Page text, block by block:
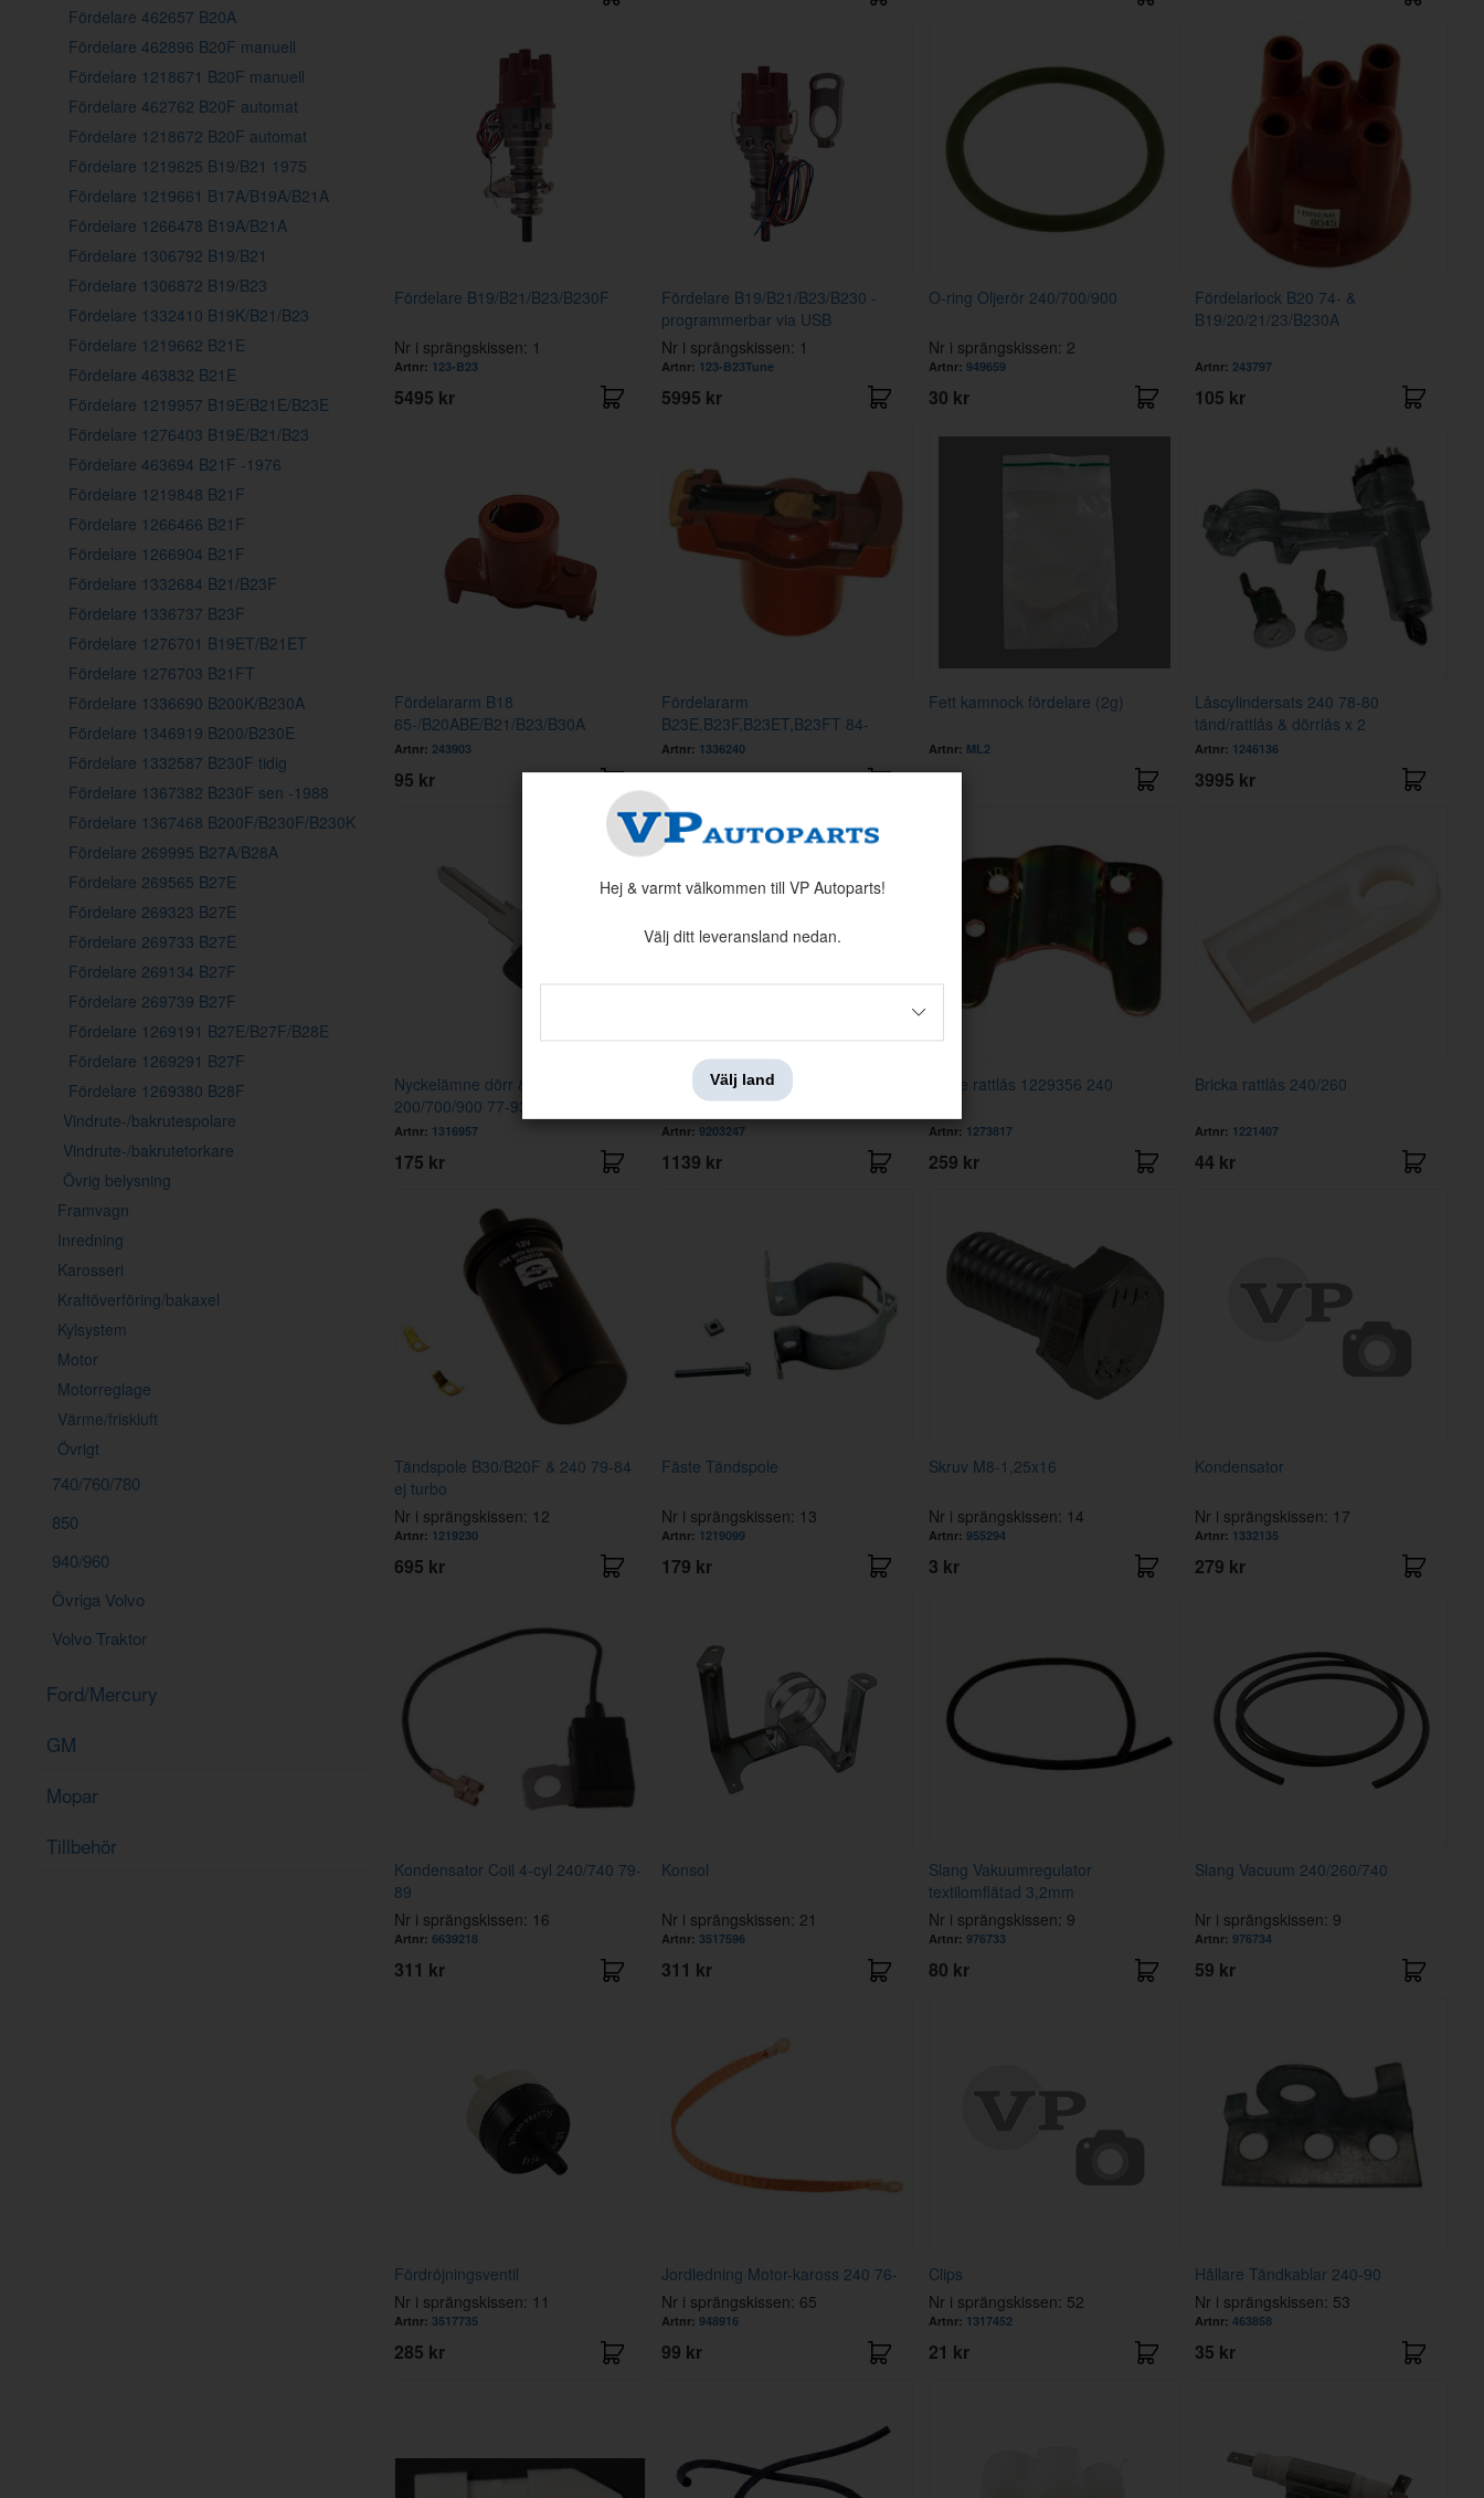
Fördelare 462657 B20A
Fördelare 462896 B20F manuell
Fördelare 1218671 B20F manuell
Fördelare 462762 B20F automat
Fördelare 1218672 B20F automat
Fördelare 1219625 B19/B21 1975
Fördelare 1219661 B17A/B19A/B21A
Fördelare 1266478 B19A/B21A
Fördelare 1306792 B19/B21
Fördelare 1306872 B19/B23
Fördelare 1332410 B19K/B21/B23
Fördelare 1219662 B21E
Fördelare 463832 B21E
Fördelare 1219957 B19E/B21E/B23E
Fördelare 1276403 B19E/B21/B23
Fördelare 463694 B21F -1976
Fördelare 1219848 B21F
Fördelare 1266466 B21F
Fördelare 1266904 B21F
Fördelare 1332684 B21/B23F
Fördelare 1336737 B23F
Fördelare 1276701 B19ET/B21ET
Fördelare 1276703 B21FT
Fördelare 1336690 B200K/B230A
Fördelare 1346919 B200/B230E
Fördelare 1332587 B230F tidig
Fördelare 1367382 B230F sen -1988
Fördelare 1367468 B200F/B230F/B230K
Fördelare 269995 B27A/B28A
Fördelare 269565 B27E
Fördelare 269323 B27E
Fördelare 269733 B27E
Fördelare 269134 B27F
Fördelare 269739 B27F
Fördelare 1269191 B27E/B27F/B28E
Fördelare 1269291 B27F
Fördelare 1269380 B28F
Vindrute-/bakrutespolare
Vindrute-/bakrutetorkare
Övrig belysning
Framvagn
Inredning
Karosseri
Kraftöverföring/bakaxel
Kylsystem
Motor
Motorreglage
Värme/friskluft
Övrigt
740/760/780
850
940/960
Övriga Volvo
Volvo Traktor
Ford/Mercury
GM
Mopar
Tillbehör
Fördelare B19/B21/B23/B230F
Nr i sprängskissen: 1
Artnr: 123-B23
5495 kr
Fördelare B19/B21/B23/B230 -
programmerbar via USB
Nr i sprängskissen: 1
Artnr: 123-B23Tune
5995 kr
O-ring Oljerör 240/700/900
Nr i sprängskissen: 2
Artnr: 949659
30 kr
Fördelarlock B20 74- &
B19/20/21/23/B230A
Artnr: 243797
105 kr
Fördelararm B18
65-/B20ABE/B21/B23/B30A
Artnr: 243903
95 kr
Fördelararm
B23E,B23F,B23ET,B23FT 84-
Artnr: 1336240
89 kr
Fett kamnock fördelare (2g)
Artnr: ML2
9 kr
Låscylindersats 240 78-80
tänd/rattlås & dörrlås x 2
Artnr: 1246136
3995 kr
Nyckelämne dörr & tändning
200/700/900 77-93
Artnr: 1316957
175 kr
Startkontakt 140/164/240 73-89
Artnr: 9203247
1139 kr
Fäste rattlås 1229356 240
Artnr: 1273817
259 kr
Bricka rattlås 240/260
Artnr: 1221407
44 kr
Tändspole B30/B20F & 240 79-84
ej turbo
Nr i sprängskissen: 12
Artnr: 1219230
695 kr
Fäste Tändspole
Nr i sprängskissen: 13
Artnr: 1219099
179 kr
Skruv M8-1,25x16
Nr i sprängskissen: 14
Artnr: 955294
3 kr
Kondensator
Nr i sprängskissen: 17
Artnr: 1332135
279 kr
Kondensator Coil 4-cyl 240/740 79-
89
Nr i sprängskissen: 16
Artnr: 6639218
311 kr
Konsol
Nr i sprängskissen: 21
Artnr: 3517596
311 kr
Slang Vakuumregulator
textilomflätad 3,2mm
Nr i sprängskissen: 9
Artnr: 976733
80 kr
Slang Vacuum 240/260/740
Nr i sprängskissen: 9
Artnr:976734
59 kr
Fördröjningsventil
Nr i sprängskissen: 11
Artnr: 3517735
285 kr
Jordledning Motor-kaross 240 76-
Nr i sprängskissen: 65
Artnr: 948916
99 kr
Clips
Nr i sprängskissen: 52
Artnr: 1317452
21 kr
Hållare Tändkablar 240-90
Nr i sprängskissen: 53
Artnr:463858
35 kr
Hej & varmt välkommen till VP Autoparts!
Välj ditt leveransland nedan.
Välj land